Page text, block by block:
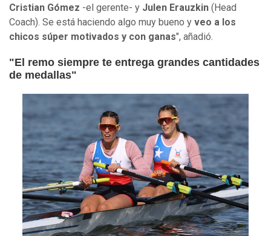
Cristian Gómez -el gerente- y Julen Erauzkin (Head
Coach). Se está haciendo algo muy bueno y veo a los
chicos súper motivados y con ganas", añadió.
"El remo siempre te entrega grandes cantidades
de medallas"